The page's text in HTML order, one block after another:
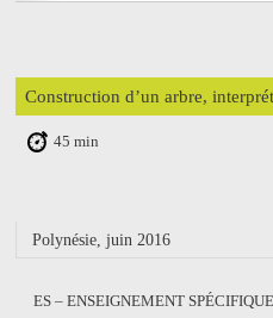
Construction d’un arbre,
45 min
Polynésie, juin 2016
ES – ENSEIGNEMENT SPÉCIFIQUE